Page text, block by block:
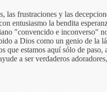
las frustraciones y las
entusiasmo la bendita
"convencido e inconverso"
a Dios como un genio de la
que estamos aquí sólo de
a ser verdaderos